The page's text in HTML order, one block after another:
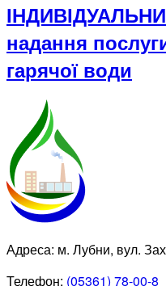
надання
гарячої води
Адреса: м. Лубни, вул.
Телефон: (05361) 78-00-8